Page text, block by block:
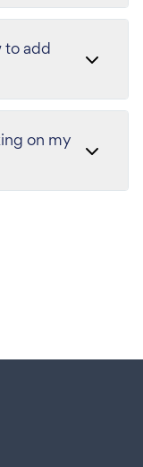
to add
on my